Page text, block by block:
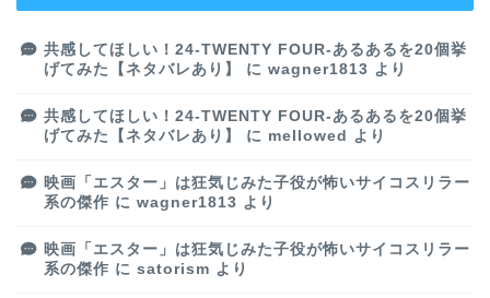
共感してほしい！24-TWENTY FOUR-あるあるを20個挙
げてみた【ネタバレあり】
に wagner1813 より
共感してほしい！24-TWENTY FOUR-あるあるを20個挙
げてみた【ネタバレあり】
に mellowed より
映画「エスター」は狂気じみた子役が怖いサイコスリラー
系の傑作 に wagner1813 より
映画「エスター」は狂気じみた子役が怖いサイコスリラー
系の傑作 に satorism より